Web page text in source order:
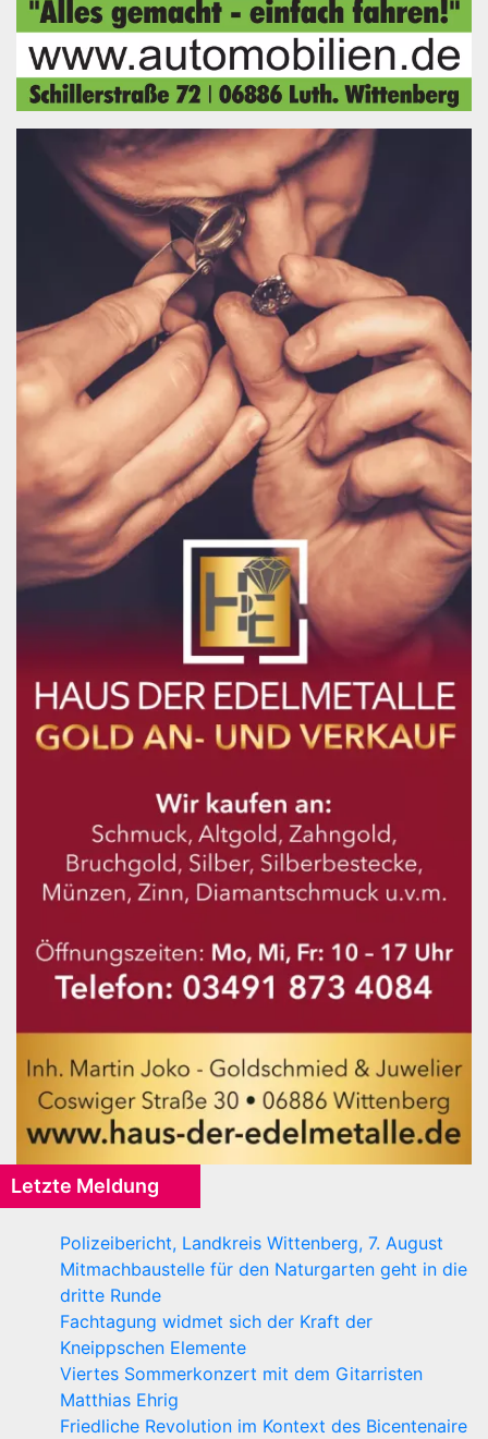
Letzte Meldung
Polizeibericht, Landkreis Wittenberg, 7. August
Mitmachbaustelle für den Naturgarten geht in die
dritte Runde
Fachtagung widmet sich der Kraft der
Kneippschen Elemente
Viertes Sommerkonzert mit dem Gitarristen
Matthias Ehrig
Friedliche Revolution im Kontext des Bicentenaire